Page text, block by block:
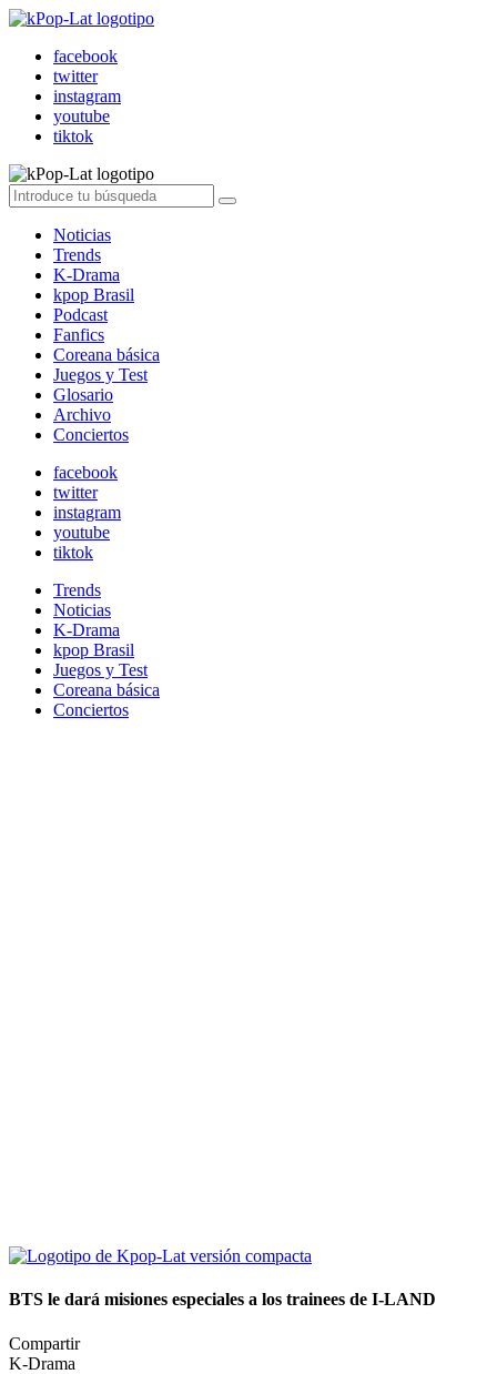
facebook
twitter
instagram
youtube
tiktok
Noticias
Trends
K-Drama
kpop Brasil
Podcast
Fanfics
Coreana básica
Juegos y Test
Glosario
Archivo
Conciertos
facebook
twitter
instagram
youtube
tiktok
Trends
Noticias
K-Drama
kpop Brasil
Juegos y Test
Coreana básica
Conciertos
BTS le dará misiones especiales a los trainees de I-LAND
Compartir
K-Drama